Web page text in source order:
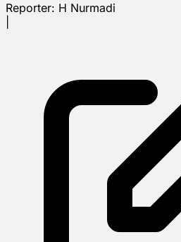
Reporter: H Nurmadi